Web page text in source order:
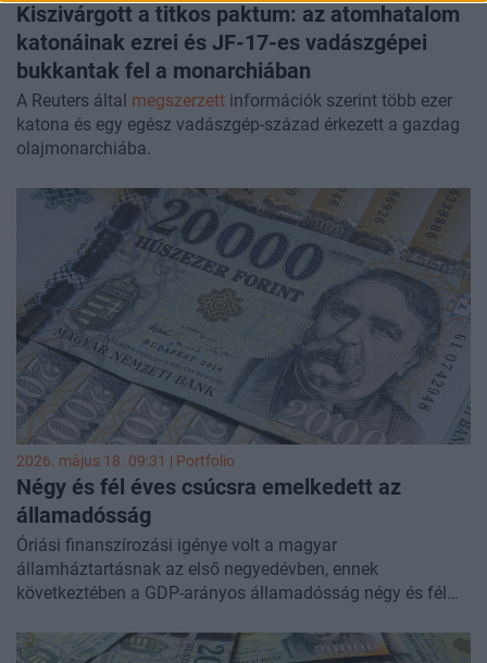
Kiszivárgott a titkos paktum: az atomhatalom
katonáinak ezrei és JF-17-es vadászgépei
bukkantak fel a monarchiában
A Reuters által megszerzett információk szerint több ezer
katona és egy egész vadászgép-század érkezett a gazdag
olajmonarchiába.
2026. május 18. 09:31 | Portfolio
Négy és fél éves csúcsra emelkedett az
államadósság
Óriási finanszírozási igénye volt a magyar
államháztartásnak az első negyedévben, ennek
következtében a GDP-arányos államadósság négy és fél